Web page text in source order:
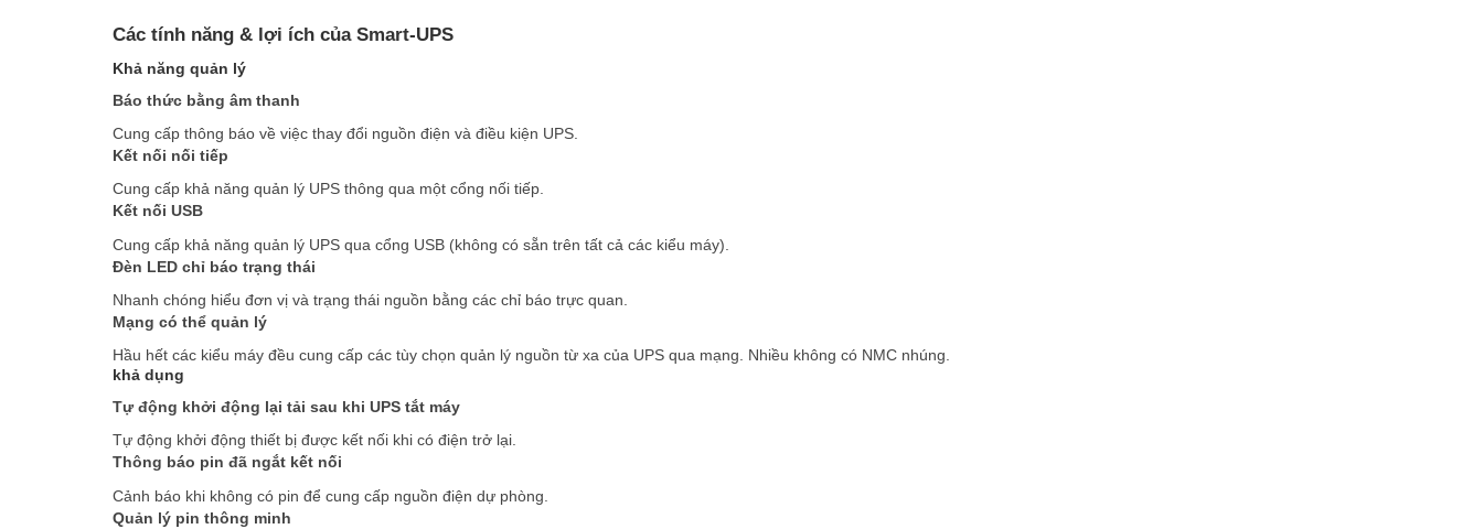
Các tính năng & lợi ích của Smart-UPS
Khả năng quản lý
Báo thức bằng âm thanh
Cung cấp thông báo về việc thay đổi nguồn điện và điều kiện UPS.
Kết nối nối tiếp
Cung cấp khả năng quản lý UPS thông qua một cổng nối tiếp.
Kết nối USB
Cung cấp khả năng quản lý UPS qua cổng USB (không có sẵn trên tất cả các kiểu máy).
Đèn LED chỉ báo trạng thái
Nhanh chóng hiểu đơn vị và trạng thái nguồn bằng các chỉ báo trực quan.
Mạng có thể quản lý
Hầu hết các kiểu máy đều cung cấp các tùy chọn quản lý nguồn từ xa của UPS qua mạng. Nhiều không có NMC nhúng.
khả dụng
Tự động khởi động lại tải sau khi UPS tắt máy
Tự động khởi động thiết bị được kết nối khi có điện trở lại.
Thông báo pin đã ngắt kết nối
Cảnh báo khi không có pin để cung cấp nguồn điện dự phòng.
Quản lý pin thông minh